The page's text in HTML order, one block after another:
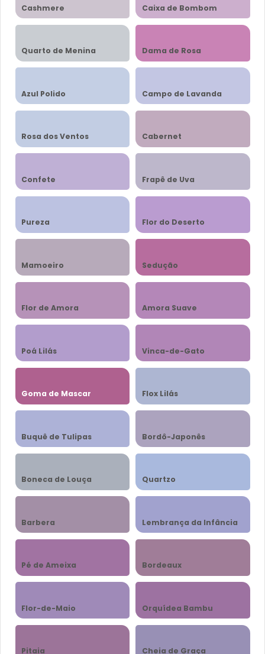
Cashmere Caixa de Bombom
Quarto de Menina Dama de Rosa
Azul Polido Campo de Lavanda
Rosa dos Ventos Cabernet
Confete Frapê de Uva
Pureza Flor do Deserto
Mamoeiro Sedução
Flor de Amora Amora Suave
Poá Lilás Vinca-de-Gato
Goma de Mascar Flox Lilás
Buquê de Tulipas Bordô-Japonês
Boneca de Louça Quartzo
Barbera Lembrança da Infância
Pé de Ameixa Bordeaux
Flor-de-Maio Orquídea Bambu
Pitaia Cheia de Graça